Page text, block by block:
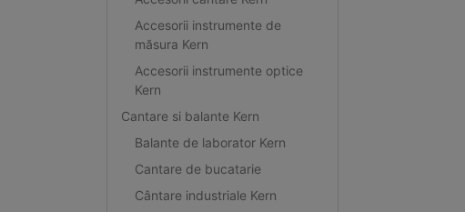
Accesorii instrumente de
măsura Kern
Accesorii instrumente optice
Kern
Cantare si balante Kern
Balante de laborator Kern
Cantare de bucatarie
Cântare industriale Kern